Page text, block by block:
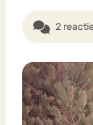
2